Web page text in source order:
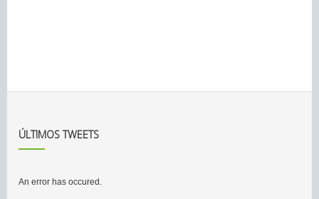
ÚLTIMOS TWEETS
An error has occured.